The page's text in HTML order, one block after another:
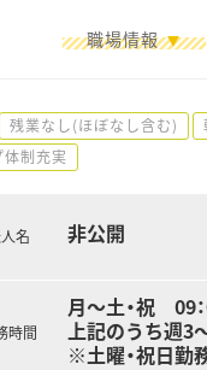
職場情報
残業なし(ほぼなし含む)
体制充実
名 非公開
時間
月～土・祝 09
上記のうち週3
※土曜・祝日勤